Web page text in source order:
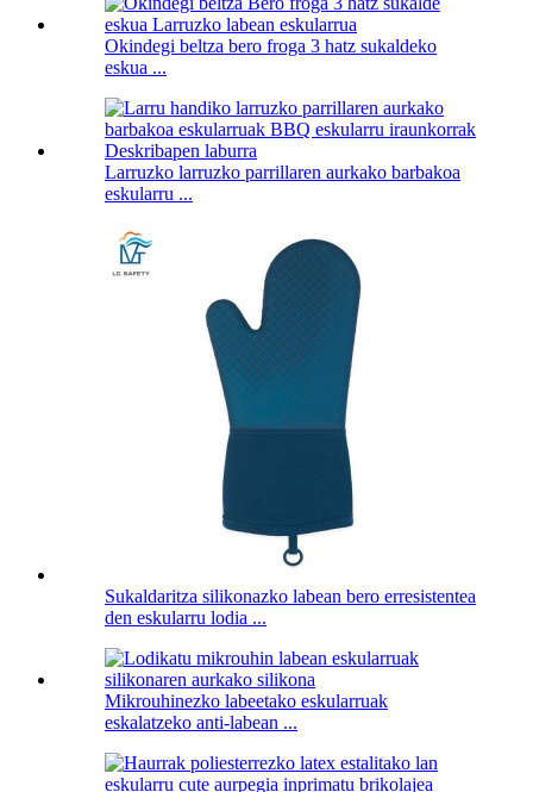
Okindegi beltza bero froga 3 hatz sukaldeko
eskua ...
Larruzko larruzko parrillaren aurkako barbakoa
eskularru ...
Sukaldaritza silikonazko labean bero erresistentea
den eskularru lodia ...
Mikrouhinezko labeetako eskularruak
eskalatzeko anti-labean ...